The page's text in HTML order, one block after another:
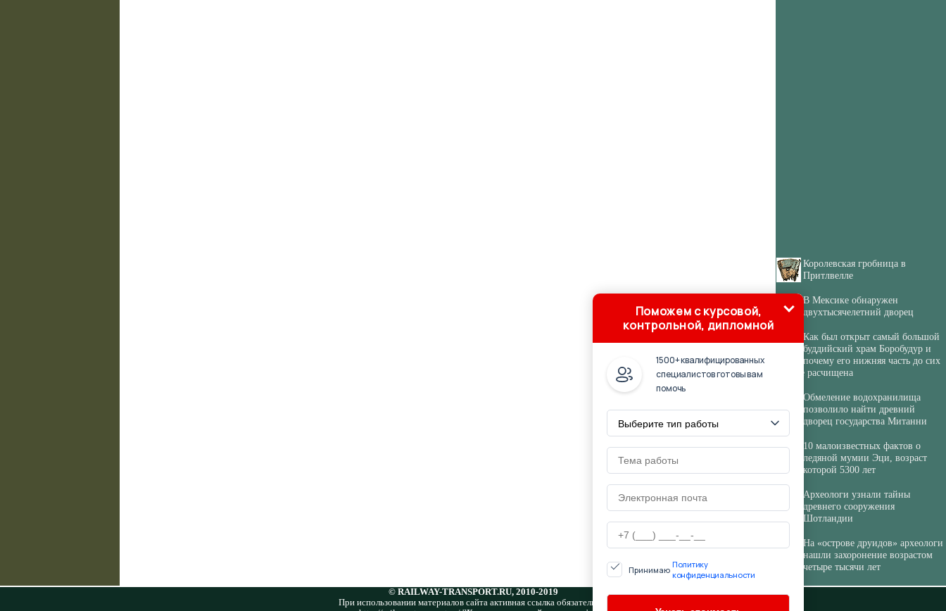
Королевская гробница в
Притлвелле
В Мексике обнаружен
двухтысячелетний дворец
Как был открыт самый большой
буддийский храм Боробудур и
почему его нижняя часть до сих
пор не расчищена
Обмеление водохранилища
позволило найти древний
дворец государства Митанни
10 малоизвестных фактов о
ледяной мумии Эци, возраст
которой 5300 лет
Археологи узнали тайны
древнего сооружения
Шотландии
На «острове друидов» археологи
нашли захоронение возрастом
четыре тысячи лет
© RAILWAY-TRANSPORT.RU, 2010-2019
При использовании материалов сайта активная ссылка обязательна:
Поможем с курсовой,
контрольной, дипломной
1500+ квалифицированных
специалистов готовы вам
помочь
Принимаю Политику
конфиденциальности